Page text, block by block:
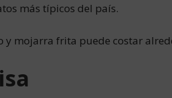
más típicos del país.
y mojarra frita puede costar